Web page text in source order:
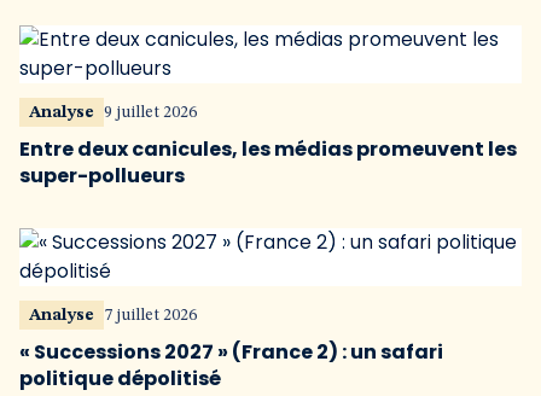
Analyse 9 juillet 2026
Entre deux canicules, les médias promeuvent les
super-pollueurs
Analyse 7 juillet 2026
« Successions 2027 » (France 2) : un safari
politique dépolitisé